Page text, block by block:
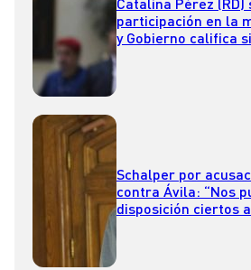
participación en la
y Gobierno califica
Schalper por
contra Ávila: “Nos
disposición ciertos